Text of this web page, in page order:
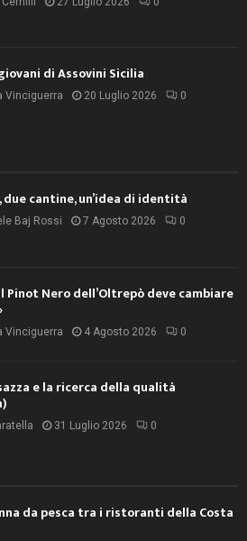
di Assovini Sicilia
Vinciguerra 20 Luglio 2026 0
cantine, un’idea di identità
Baj Rossi 7 Agosto 2026 0
Pinot Nero dell’Oltrepò deve cambiare
Vinciguerra 4 Agosto 2026 0
e la ricerca della qualità
31 Luglio 2026 0
da pesca tra i ristoranti della Costa